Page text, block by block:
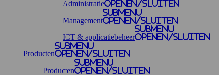
Administratieopenen/sluiten
Management
Submenu
openen/sluiten
ICT & applicatiebeheer
Submenu
openen/sluiten
Producten
Submenu
openen/sluiten
Producten
Submenu
openen/sluiten